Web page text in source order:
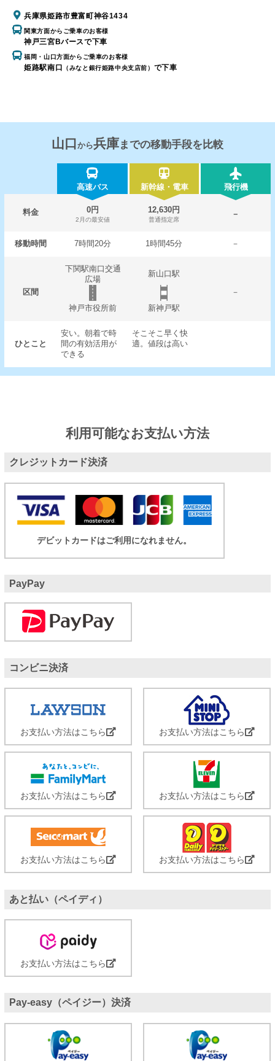
兵庫県姫路市豊富町神谷1434
関東方面からご乗車のお客様
神戸三宮Bバースで下車
福岡・山口方面からご乗車のお客様
姫路駅南口 （みなと銀行姫路中央支店前） で下車
山口 から兵庫までの移動手段を比較
高速バス 新幹線・電車 飛行機
料金 0円
2月の最安値
12,630円
普通指定席
－
移動時間 7時間20分 1時間45分 －
区間
下関駅南口交通
広場
新山口駅
－
神戸市役所前
新神戸駅
ひとこと
安い。朝着で時
間の有効活用が
できる
そこそこ早く快
適。値段は高い
利用可能なお支払い方法
クレジットカード決済
デビットカードはご利用になれません。
PayPay
コンビニ決済
お支払い方法はこちら お支払い方法はこちら
お支払い方法はこちら お支払い方法はこちら
お支払い方法はこちら お支払い方法はこちら
あと払い（ペイディ）
お支払い方法はこちら
Pay-easy（ペイジー）決済